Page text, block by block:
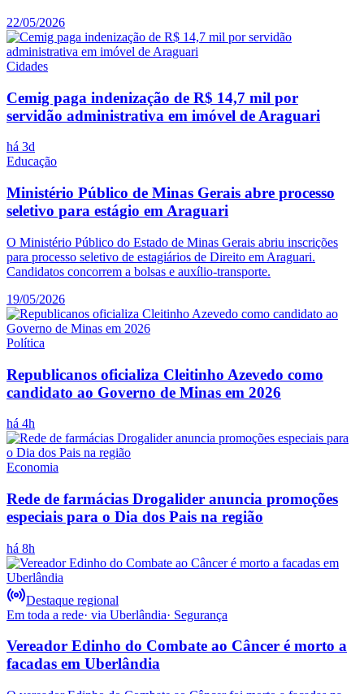
22/05/2026
Cidades
Cemig paga indenização de R$ 14,7 mil por
servidão administrativa em imóvel de Araguari
há 3d
Educação
Ministério Público de Minas Gerais abre processo
seletivo para estágio em Araguari
O Ministério Público do Estado de Minas Gerais abriu inscrições
para processo seletivo de estagiários de Direito em Araguari.
Candidatos concorrem a bolsas e auxílio-transporte.
19/05/2026
Política
Republicanos oficializa Cleitinho Azevedo como
candidato ao Governo de Minas em 2026
há 4h
Economia
Rede de farmácias Drogalider anuncia promoções
especiais para o Dia dos Pais na região
há 8h
Destaque regional
Em toda a rede· via Uberlândia· Segurança
Vereador Edinho do Combate ao Câncer é morto a
facadas em Uberlândia